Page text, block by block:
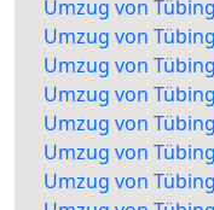
Umzug von
Umzug von
Umzug von
Umzug von
Umzug von
Umzug von
Umzug von